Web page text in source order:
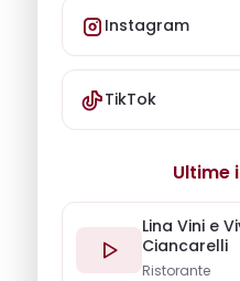
Instagram
TikTok
Ultime
Lina Vini e
Ciancarelli
Ristorante